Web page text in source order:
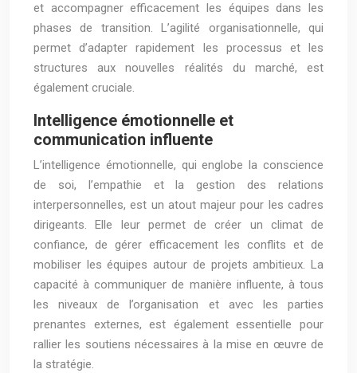
et accompagner efficacement les équipes dans les
phases de transition. L’agilité organisationnelle, qui
permet d’adapter rapidement les processus et les
structures aux nouvelles réalités du marché, est
également cruciale.
Intelligence émotionnelle et
communication influente
L’intelligence émotionnelle, qui englobe la conscience
de soi, l’empathie et la gestion des relations
interpersonnelles, est un atout majeur pour les cadres
dirigeants. Elle leur permet de créer un climat de
confiance, de gérer efficacement les conflits et de
mobiliser les équipes autour de projets ambitieux. La
capacité à communiquer de manière influente, à tous
les niveaux de l’organisation et avec les parties
prenantes externes, est également essentielle pour
rallier les soutiens nécessaires à la mise en œuvre de
la stratégie.